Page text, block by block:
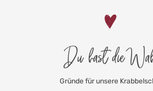
Du hast die
Gründe für unsere